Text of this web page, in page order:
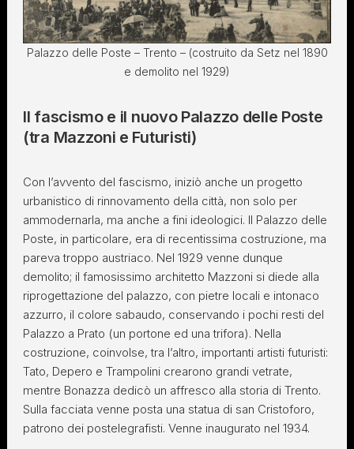
Palazzo delle Poste – Trento – (costruito da Setz nel 1890
e demolito nel 1929)
Il fascismo e il nuovo Palazzo delle Poste
(tra Mazzoni e Futuristi)
Con l’avvento del fascismo, iniziò anche un progetto
urbanistico di rinnovamento della città, non solo per
ammodernarla, ma anche a fini ideologici. Il Palazzo delle
Poste, in particolare, era di recentissima costruzione, ma
pareva troppo austriaco. Nel 1929 venne dunque
demolito; il famosissimo architetto Mazzoni si diede alla
riprogettazione del palazzo, con pietre locali e intonaco
azzurro, il colore sabaudo, conservando i pochi resti del
Palazzo a Prato (un portone ed una trifora). Nella
costruzione, coinvolse, tra l’altro, importanti artisti futuristi:
Tato, Depero e Trampolini crearono grandi vetrate,
mentre Bonazza dedicò un affresco alla storia di Trento.
Sulla facciata venne posta una statua di san Cristoforo,
patrono dei postelegrafisti. Venne inaugurato nel 1934.